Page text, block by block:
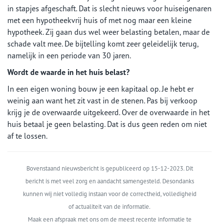
in stapjes afgeschaft. Dat is slecht nieuws voor huiseigenaren
met een hypotheekvrij huis of met nog maar een kleine
hypotheek. Zij gaan dus wel weer belasting betalen, maar de
schade valt mee. De bijtelling komt zeer geleidelijk terug,
namelijk in een periode van 30 jaren.
Wordt de waarde in het huis belast?
In een eigen woning bouw je een kapitaal op. Je hebt er
weinig aan want het zit vast in de stenen. Pas bij verkoop
krijg je de overwaarde uitgekeerd. Over de overwaarde in het
huis betaal je geen belasting. Dat is dus geen reden om niet
af te lossen.
Bovenstaand nieuwsbericht is gepubliceerd op 15-12-2023. Dit
bericht is met veel zorg en aandacht samengesteld. Desondanks
kunnen wij niet volledig instaan voor de correctheid, volledigheid
of actualiteit van de informatie.
Maak een afspraak met ons om de meest recente informatie te